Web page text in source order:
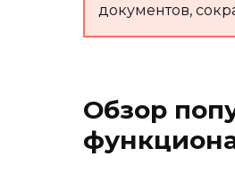
документов,
Обзор